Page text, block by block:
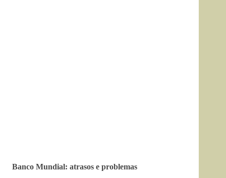
Banco Mundial: atrasos e problemas